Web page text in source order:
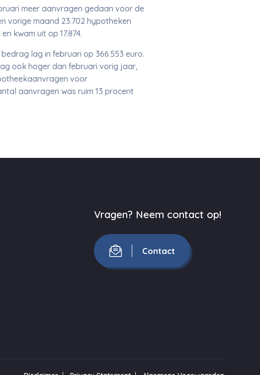
meer aanvragen gedaan voor de
vorige maand 23.702 hypotheken
kwam uit op 17.874.
lag in februari op 366.553 euro.
ook hoger dan februari vorig jaar,
voor
aanvragen was ruim 13 procent
Vragen? Neem contact op!
Contact